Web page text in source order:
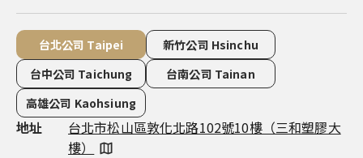
日本
台灣
聖多美普林西比
台灣概述
聖多美普林西比概述
台北公司 Taipei
新竹公司 Hsinchu
台中公司 Taichung
台南公司 Tainan
高雄公司 Kaohsiung
地址
台北市松山區敦化北路102號10樓（三和塑膠大
樓）
地址
新竹市東區慈雲路118號14樓之7（雲智匯大
樓）
地址
台中市西屯區市政路386號14樓之5（市政都心
廣場）
地址
台南市永康區中華路1-100號16 樓（良美金三角
大樓）
地址
高雄市鼓山區明誠三路683號4樓（市政總裁大
樓）